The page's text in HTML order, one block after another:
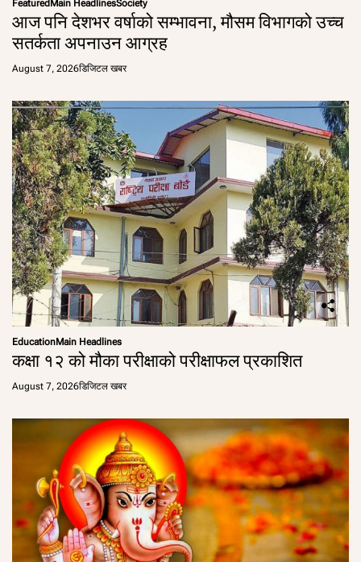
Featured Main HeadlinesSociety
आज पनि देशभर वर्षाको सम्भावना, मौसम विभागको उच्च
सतर्कता अपनाउन आग्रह
August 7, 2026डिजिटल खबर
EducationMain Headlines
कक्षा १२ को मौका परीक्षाको परीक्षाफल प्रकाशित
August 7, 2026डिजिटल खबर